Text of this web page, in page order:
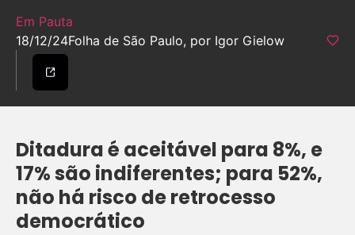
Em Pauta
18/12/24Folha de São Paulo, por Igor Gielow
Ditadura é aceitável para 8%, e
17% são indiferentes; para 52%,
não há risco de retrocesso
democrático